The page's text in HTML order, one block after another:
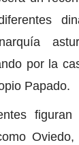
por la
Papado.
figuran